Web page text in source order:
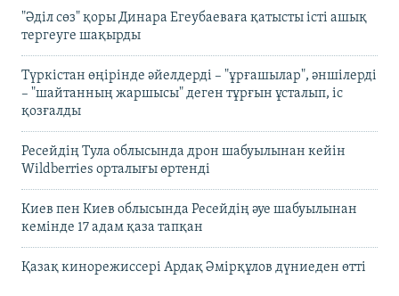
"Әділ сөз" қоры Динара Егеубаеваға қатысты істі ашық
тергеуге шақырды
Түркістан өңірінде әйелдерді – "ұрғашылар", әншілерді
– "шайтанның жаршысы" деген тұрғын ұсталып, іс
қозғалды
Ресейдің Тула облысында дрон шабуылынан кейін
Wildberries орталығы өртенді
Киев пен Киев облысында Ресейдің әуе шабуылынан
кемінде 17 адам қаза тапқан
Қазақ кинорежиссері Ардақ Әмірқұлов дүниеден өтті